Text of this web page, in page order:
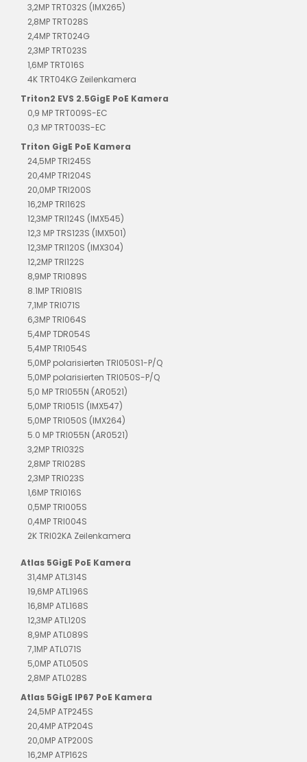
3,2MP TRT032S (IMX265)
2,8MP TRT028S
2,4MP TRT024G
2,3MP TRT023S
1,6MP TRT016S
4K TRT04KG Zeilenkamera
Triton2 EVS 2.5GigE PoE Kamera
0,9 MP TRT009S-EC
0,3 MP TRT003S-EC
Triton GigE PoE Kamera
24,5MP TRI245S
20,4MP TRI204S
20,0MP TRI200S
16,2MP TRI162S
12,3MP TRI124S (IMX545)
12,3 MP TRS123S (IMX501)
12,3MP TRI120S (IMX304)
12,2MP TRI122S
8,9MP TRI089S
8.1MP TRI081S
7,1MP TRI071S
6,3MP TRI064S
5,4MP TDR054S
5,4MP TRI054S
5,0MP polarisierten TRI050S1-P/Q
5,0MP polarisierten TRI050S-P/Q
5,0 MP TRI055N (AR0521)
5,0MP TRI051S (IMX547)
5,0MP TRI050S (IMX264)
5.0 MP TRI055N (AR0521)
3,2MP TRI032S
2,8MP TRI028S
2,3MP TRI023S
1,6MP TRI016S
0,5MP TRI005S
0,4MP TRI004S
2K TRI02KA Zeilenkamera
Atlas 5GigE PoE Kamera
31,4MP ATL314S
19,6MP ATL196S
16,8MP ATL168S
12,3MP ATL120S
8,9MP ATL089S
7,1MP ATL071S
5,0MP ATL050S
2,8MP ATL028S
Atlas 5GigE IP67 PoE Kamera
24,5MP ATP245S
20,4MP ATP204S
20,0MP ATP200S
16,2MP ATP162S